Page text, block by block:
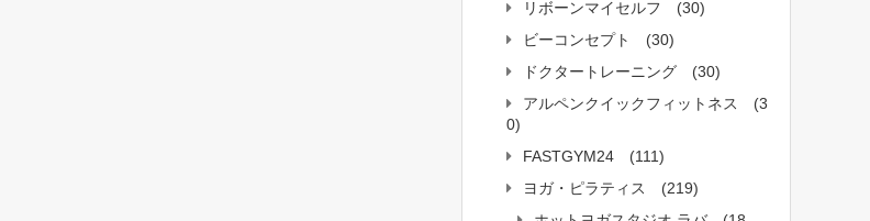
リボーンマイセルフ
(30)
ビーコンセプト
(30)
ドクタートレーニング
(30)
アルペンクイックフィットネス
(3
0)
FASTGYM24
(111)
ヨガ・ピラティス
(219)